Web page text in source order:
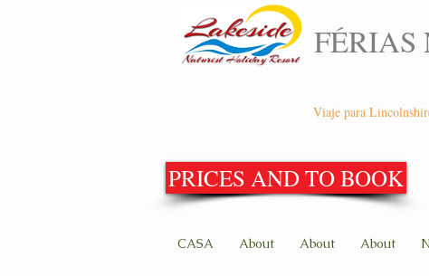
FÉRIAS
Viaje para
PRICES AND TO BOOK
CASA About About About